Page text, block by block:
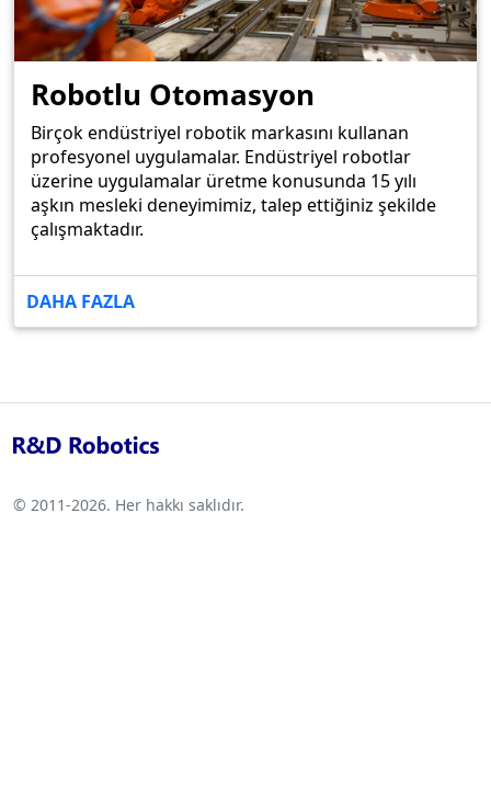
Robotlu Otomasyon
Birçok endüstriyel robotik markasını kullanan
profesyonel uygulamalar. Endüstriyel robotlar
üzerine uygulamalar üretme konusunda 15 yılı
aşkın mesleki deneyimimiz, talep ettiğiniz şekilde
çalışmaktadır.
DAHA FAZLA
© 2011-2026. Her hakkı saklıdır.